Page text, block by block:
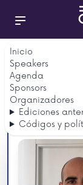
Inicio
Speakers
Agenda
Sponsors
Organizadores
Ediciones
Códigos y